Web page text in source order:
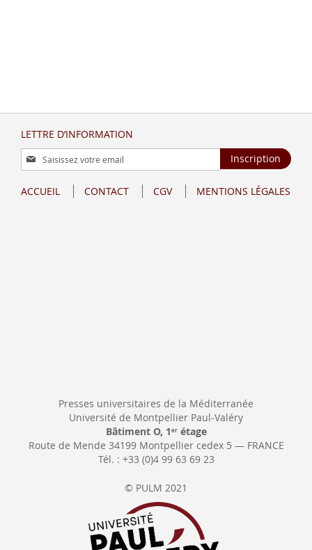
LETTRE D’INFORMATION
Inscription
à
lettre
Inscription
ACCUEIL CONTACT CGV MENTIONS LÉGALES
Presses universitaires de la Méditerranée
Université de Montpellier Paul-Valéry
Bâtiment O, 1 erétage
Route de Mende 34199 Montpellier cedex 5 — FRANCE
Tél. : +33 (0)4 99 63 69 23
© PULM 2021